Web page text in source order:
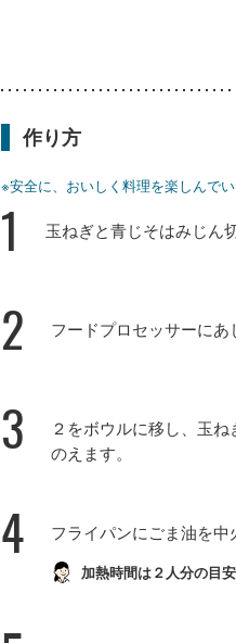
作り方
※安全に、おいしく料理を楽しんで
1 玉ねぎと青じそはみじん
2 フードプロセッサーにあ
3
２をボウルに移し、玉
のえます。
4 フライパンにごま油を中
加熱時間は２人分の目安